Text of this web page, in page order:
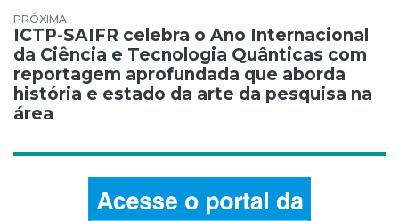
ICTP-SAIFR celebra o Ano Internacional
da Ciência e Tecnologia Quânticas com
reportagem aprofundada que aborda
história e estado da arte da pesquisa na
área